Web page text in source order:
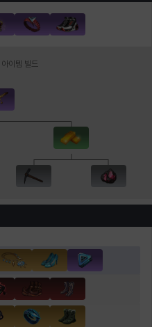
아이템 빌드